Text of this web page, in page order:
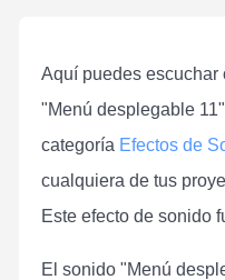
Aquí puedes escuchar
"Menú desplegable
categoría Efectos de
cualquiera de tus
Este efecto de sonido
El sonido "Menú